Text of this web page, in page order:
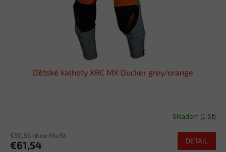
Dětské kalhoty XRC MX Ducker grey/orange
Skladem (1 St)
€50,86 ohne MwSt.
€61,54 DETAIL